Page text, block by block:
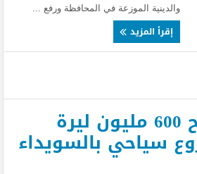
والدينية الموزعة في المحافظة ورفع ...
إقرأ المزيد
السياحة تمنح 600 مليون ليرة
سياحي بالسويداء